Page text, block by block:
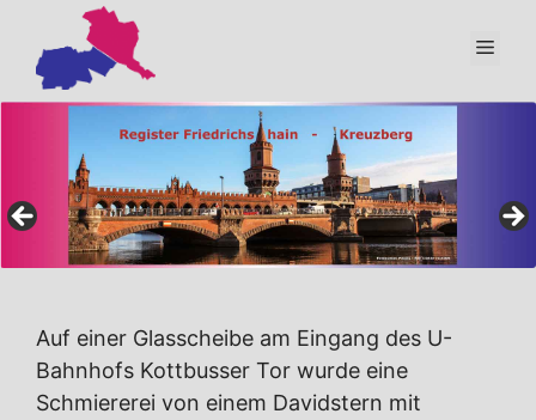
Inhalt
springen
Auf einer Glasscheibe am Eingang des U-
Bahnhofs Kottbusser Tor wurde eine
Schmiererei von einem Davidstern mit